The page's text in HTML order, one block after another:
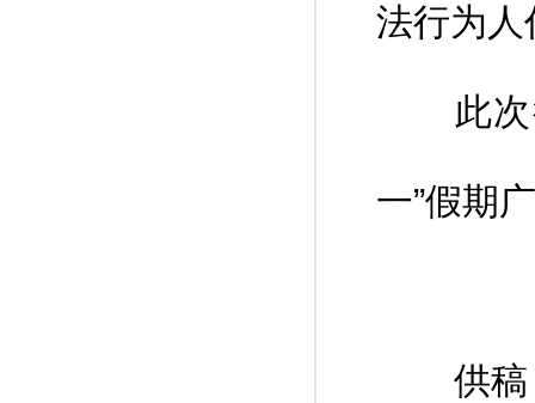
法行为
此次行
一”假期
供稿：